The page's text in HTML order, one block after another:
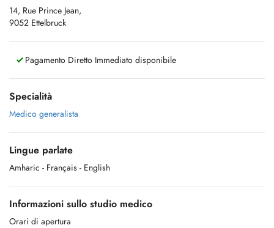
14, Rue Prince Jean,
9052 Ettelbruck
Pagamento Diretto Immediato disponibile
Specialità
Medico generalista
Lingue parlate
Amharic - Français - English
Informazioni sullo studio medico
Orari di apertura